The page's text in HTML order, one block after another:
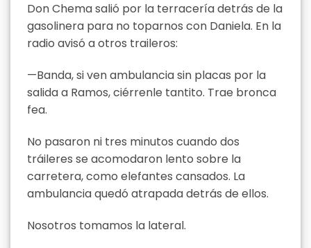
Don Chema salió por la terracería detrás de la
gasolinera para no toparnos con Daniela. En la
radio avisó a otros traileros:
—Banda, si ven ambulancia sin placas por la
salida a Ramos, ciérrenle tantito. Trae bronca
fea.
No pasaron ni tres minutos cuando dos
tráileres se acomodaron lento sobre la
carretera, como elefantes cansados. La
ambulancia quedó atrapada detrás de ellos.
Nosotros tomamos la lateral.